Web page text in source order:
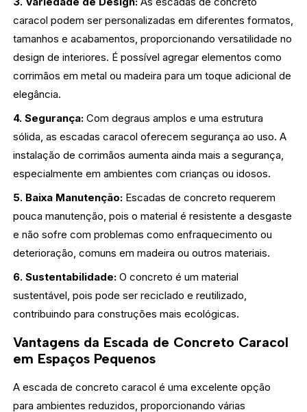
caracol podem ser personalizadas em diferentes formatos,
tamanhos e acabamentos, proporcionando versatilidade no
design de interiores. É possível agregar elementos como
corrimãos em metal ou madeira para um toque adicional de
elegância.
4. Segurança: Com degraus amplos e uma estrutura
sólida, as escadas caracol oferecem segurança ao uso. A
instalação de corrimãos aumenta ainda mais a segurança,
especialmente em ambientes com crianças ou idosos.
5. Baixa Manutenção: Escadas de concreto requerem
pouca manutenção, pois o material é resistente a desgaste
e não sofre com problemas como enfraquecimento ou
deterioração, comuns em madeira ou outros materiais.
6. Sustentabilidade: O concreto é um material
sustentável, pois pode ser reciclado e reutilizado,
contribuindo para construções mais ecológicas.
Vantagens da Escada de Concreto Caracol
em Espaços Pequenos
A escada de concreto caracol é uma excelente opção
para ambientes reduzidos, proporcionando várias